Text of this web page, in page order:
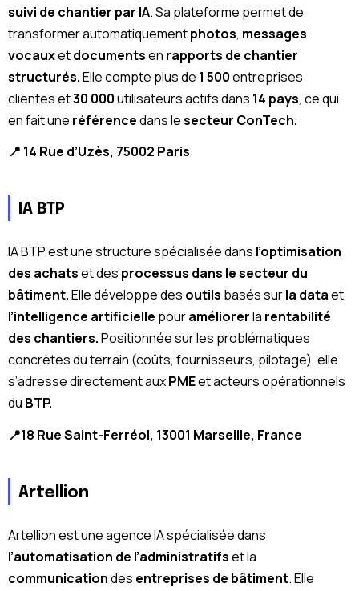
suivi de chantier par IA. Sa plateforme permet de
transformer automatiquementphotos, messages
vocauxetdocumentsen rapports de chantier
structurés.Elle compte plus de 1 500entreprises
clientes et30 000utilisateurs actifs dans 14 pays, ce qui
en fait une référencedans lesecteur ConTech.
📍 14 Rue d’Uzès, 75002 Paris
IA BTP
IA BTP est une structure spécialisée dans l’optimisation
des achatset des processus dans le secteur du
bâtiment.Elle développe des outils basés surla dataet
l’intelligence artificielle pouraméliorerla rentabilité
des chantiers.Positionnée sur les problématiques
concrètes du terrain (coûts, fournisseurs, pilotage), elle
s’adresse directement auxPMEet acteurs opérationnels
du BTP.
📍18 Rue Saint-Ferréol, 13001 Marseille, France
Artellion
Artellion est une agence IA spécialisée dans
l’automatisation de l’administratifset la
communicationdes entreprises de bâtiment. Elle